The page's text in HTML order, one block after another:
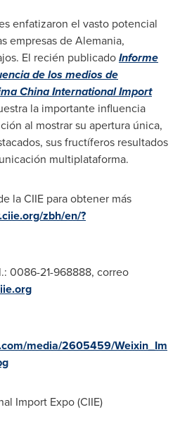
enfatizaron el vasto potencial
empresas de Alemania,
El recién publicadoInforme
de los medios de
China International Import
la importante influencia
al mostrar su apertura única,
sus fructíferos resultados
multiplataforma.
la CIIE para obtener más
zbh/en/?
.: 0086-21-968888, correo
media/2605459/Weixin_Im
Import Expo (CIIE)